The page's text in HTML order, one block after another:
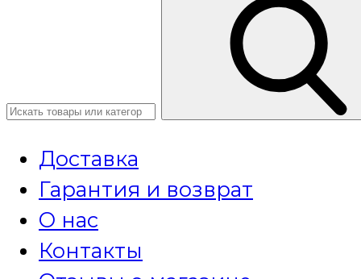
Доставка
Гарантия и возврат
О нас
Контакты